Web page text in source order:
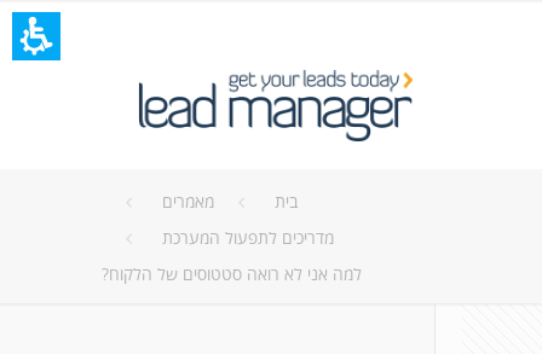
בית
מאמרים
מדריכים לתפעול המערכת
למה אני לא רואה סטטוסים של הלקוח?